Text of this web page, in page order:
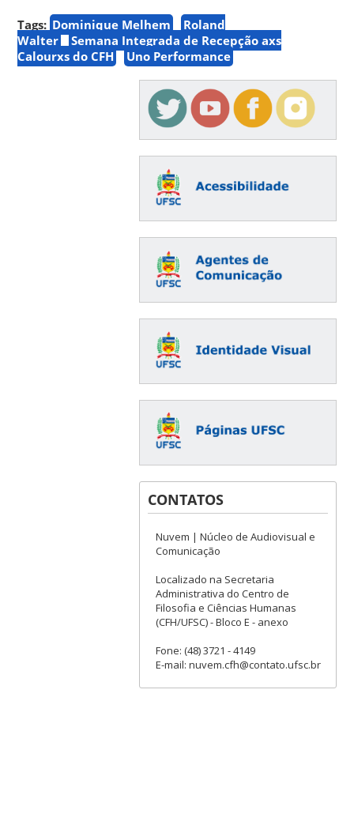
Tags: Dominique Melhem
Roland
Walter
Semana Integrada de Recepção axs
Calourxs do CFH
Uno Performance
CONTATOS
Nuvem | Núcleo de Audiovisual e
Comunicação
Localizado na Secretaria
Administrativa do Centro de
Filosofia e Ciências Humanas
(CFH/UFSC) - Bloco E - anexo
Fone: (48) 3721 - 4149
E-mail: nuvem.cfh@contato.ufsc.br